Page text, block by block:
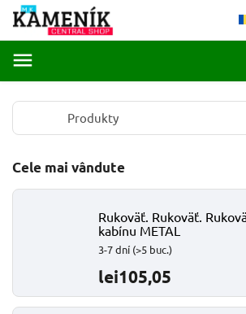
Produkty
Cele mai vândute
Rukoväť. Rukoväť.
kabínu METAL
3-7 dní (>5 buc.)
lei105,05